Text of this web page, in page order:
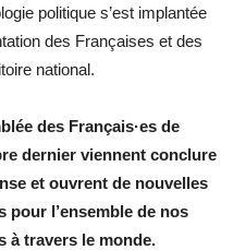
politique s’est implantée
des Françaises et des
national.
des Français·es de
dernier viennent conclure
et ouvrent de nouvelles
pour l’ensemble de nos
à travers le monde.